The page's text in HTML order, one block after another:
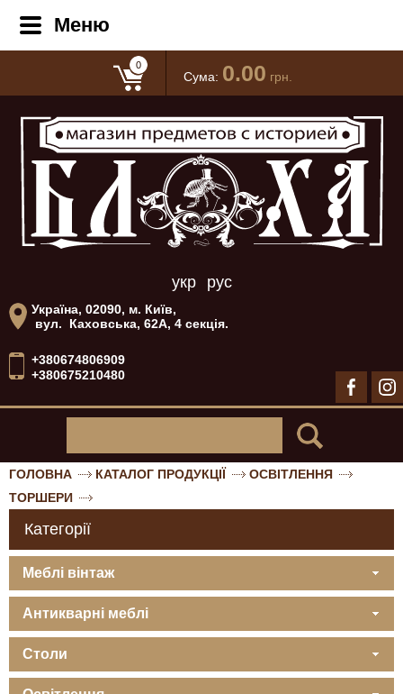
0
Сума: 0.00 грн.
укр рус
Україна, 02090, м. Київ,
вул. Каховська, 62А, 4 секція.
+380674806909
+380675210480
Меню
ГОЛОВНА КАТАЛОГ ПРОДУКЦІЇ
ОСВІТЛЕННЯ
ТОРШЕРИ
Категорії
Меблі вінтаж
Антикварні меблі
Столи